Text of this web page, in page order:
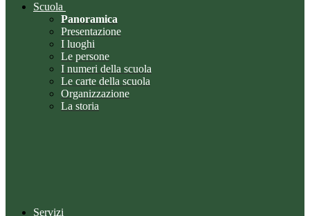
Scuola
Panoramica
Presentazione
I luoghi
Le persone
I numeri della scuola
Le carte della scuola
Organizzazione
La storia
Servizi